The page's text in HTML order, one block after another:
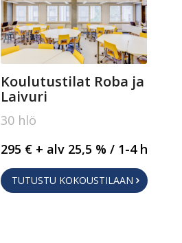
Koulutustilat Roba ja
Laivuri
30 hlö
295 € + alv 25,5 % / 1-4 h
TUTUSTU KOKOUSTILAAN